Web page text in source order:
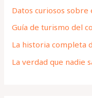
o
r
:
Datos curiosos sobre
Guía de turismo del
La historia completa
La verdad que nadie